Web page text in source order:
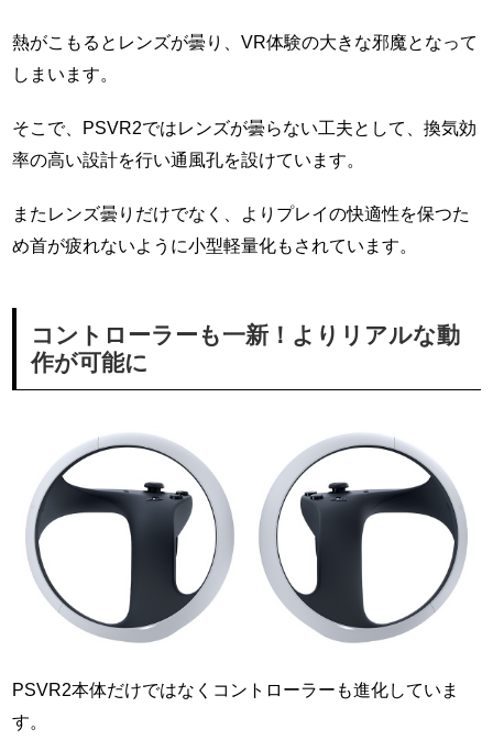
熱がこもるとレンズが曇り、VR体験の大きな邪魔となって
しまいます。
そこで、PSVR2ではレンズが曇らない工夫として、換気効
率の高い設計を行い通風孔を設けています。
またレンズ曇りだけでなく、よりプレイの快適性を保つた
め首が疲れないように小型軽量化もされています。
コントローラーも一新！よりリアルな動
作が可能に
PSVR2本体だけではなくコントローラーも進化していま
す。